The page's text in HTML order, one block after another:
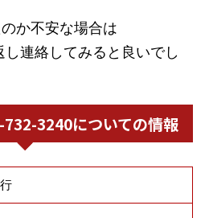
か不安な場合は
し連絡してみると良いでし
3240についての情報